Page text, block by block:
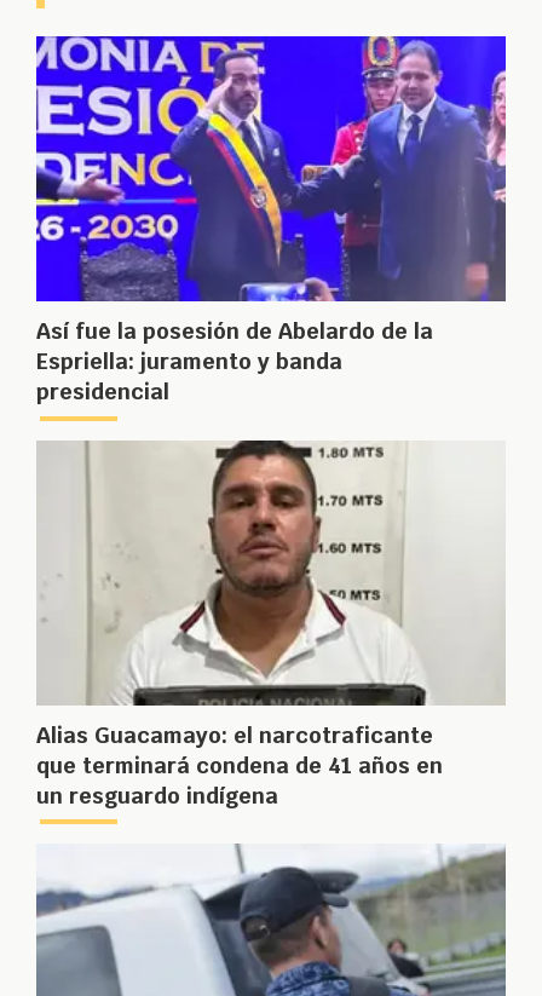
Así fue la posesión de Abelardo de la
Espriella: juramento y banda
presidencial
Alias Guacamayo: el narcotraficante
que terminará condena de 41 años en
un resguardo indígena